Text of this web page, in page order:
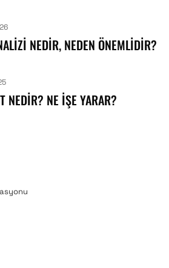
NEDIR, NEDEN ÖNEMLIDIR?
NEDIR? NE İŞE YARAR?